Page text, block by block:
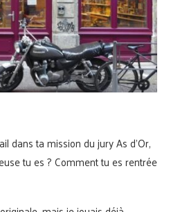
dans ta mission du jury As d’Or,
tu es ? Comment tu es rentrée